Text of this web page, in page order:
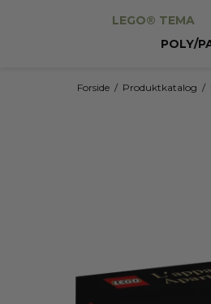
LEGO® TEMA
POLY/
Forside / Produktkatalog /